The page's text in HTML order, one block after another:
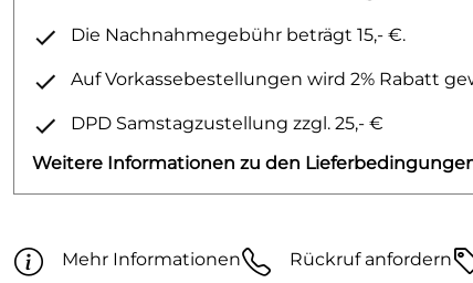
Die Nachnahmegebühr beträgt 15,- €.
Auf Vorkassebestellungen wird 2% Rabatt
DPD Samstagzustellung zzgl. 25,- €
Weitere Informationen zu den
Mehr Informationen Rückruf anfordern